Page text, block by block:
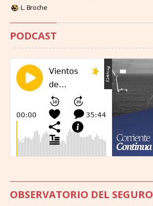
L. Broche
PODCAST
OBSERVATORIO DEL SEGURO